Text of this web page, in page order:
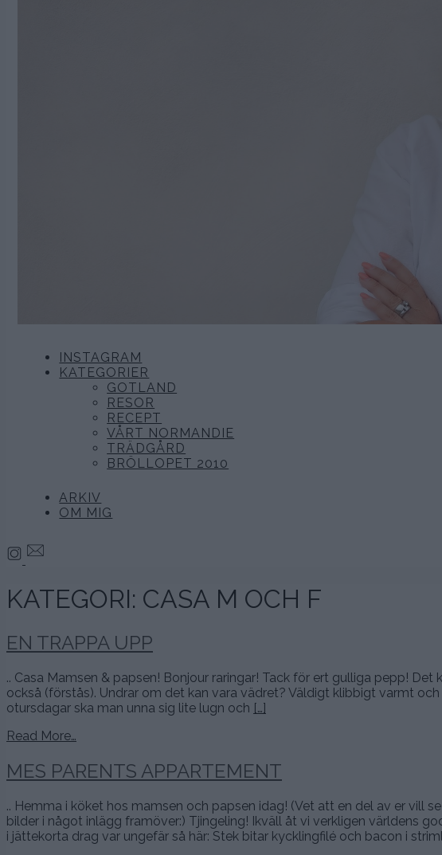
INSTAGRAM
KATEGORIER
GOTLAND
RESOR
RECEPT
VÅRT NORMANDIE
TRÄDGÅRD
BRÖLLOPET 2010
ARKIV
OM MIG
KATEGORI: CASA M OCH F
EN TRAPPA UPP
.. Casa Mamsen & papsen! Bonjour raringar! Tack för ert gulliga pepp!
också (förstås). Undrar om det kan vara vädret? Väldigt klibbigt varmt
otursdagar ska man unna sig lite lugn och […]
Read More…
MES PARENTS APPARTEMENT
.. Hemma i köket hos mamsen och papsen idag! (Vet att en del av er vill
bilder i något inlägg framöver:) Tjingeling! Ikväll åt vi verkligen världens
i jättekorta drag var ungefär så här: Stek bitar kycklingfilé och bacon i